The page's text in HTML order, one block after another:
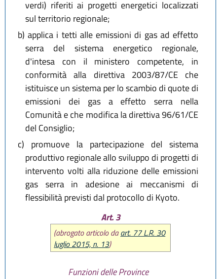
verdi) riferiti ai progetti energetici localizzati
sul territorio regionale;
b) applica i tetti alle emissioni di gas ad effetto
serra del sistema energetico regionale,
d'intesa con il ministero competente, in
conformità alla direttiva 2003/87/CE che
istituisce un sistema per lo scambio di quote di
emissioni dei gas a effetto serra nella
Comunità e che modifica la direttiva 96/61/CE
del Consiglio;
c) promuove la partecipazione del sistema
produttivo regionale allo sviluppo di progetti di
intervento volti alla riduzione delle emissioni
gas serra in adesione ai meccanismi di
flessibilità previsti dal protocollo di Kyoto.
Art. 3
(abrogato articolo daart. 77 L.R. 30
luglio 2015, n. 13)
Funzioni delle Province